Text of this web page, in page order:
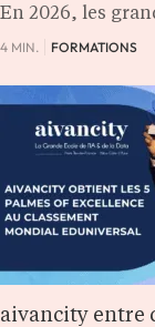
En 2026, les
4 MIN. FORMATIONS
aivancity entre